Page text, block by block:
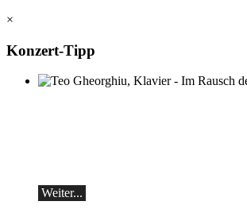
×
Konzert-Tipp
Weiter...